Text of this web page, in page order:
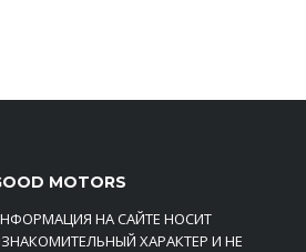
MOTORS
НА САЙТЕ НОСИТ
ХАРАКТЕР И НЕ